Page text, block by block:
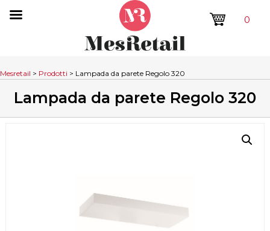
0
Mesretail > Prodotti > Lampada da parete Regolo 320
Lampada da parete Regolo 320